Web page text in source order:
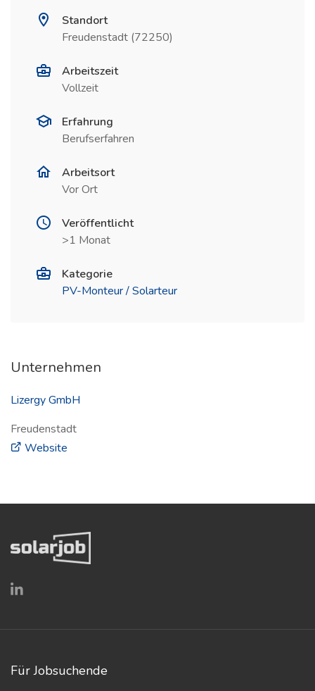
Standort
Freudenstadt (72250)
Arbeitszeit
Vollzeit
Erfahrung
Berufserfahren
Arbeitsort
Vor Ort
Veröffentlicht
>1 Monat
Kategorie
PV-Monteur / Solarteur
Unternehmen
Lizergy GmbH
Freudenstadt
Website
Für Jobsuchende